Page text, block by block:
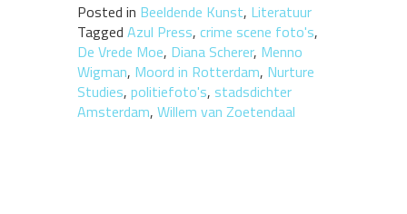
Posted in Beeldende Kunst, Literatuur
Tagged Azul Press, crime scene foto's,
De Vrede Moe, Diana Scherer, Menno
Wigman, Moord in Rotterdam, Nurture
Studies, politiefoto's, stadsdichter
Amsterdam, Willem van Zoetendaal